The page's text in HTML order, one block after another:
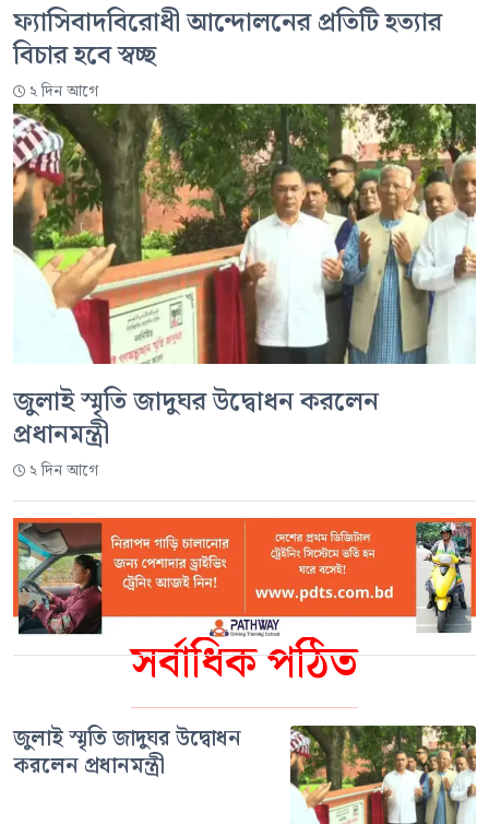
সর্বাধিক পঠিত
জুলাই স্মৃতি জাদুঘর উদ্বোধন
করলেন প্রধানমন্ত্রী
ফ্যাসিবাদবিরোধী আন্দোলনের প্রতিটি হত্যার
বিচার হবে স্বচ্ছ
২ দিন আগে
জুলাই স্মৃতি জাদুঘর উদ্বোধন করলেন
প্রধানমন্ত্রী
২ দিন আগে